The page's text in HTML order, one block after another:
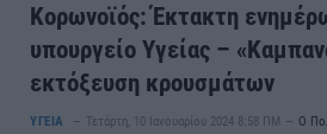
Κορωνοϊός: Έκτακτη
υπουργείο Υγείας –
εκτόξευση κρουσμάτων
ΥΓΕΙΑ Τετάρτη, 10 Ιανουαρίου 2024 8:58 ΠΜ Ο